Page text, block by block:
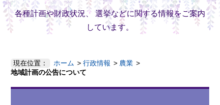
各種計画や財政状況、 選挙などに関する情報をご案内
しています。
現在位置： ホーム 行政情報
農業
地域計画の公告について